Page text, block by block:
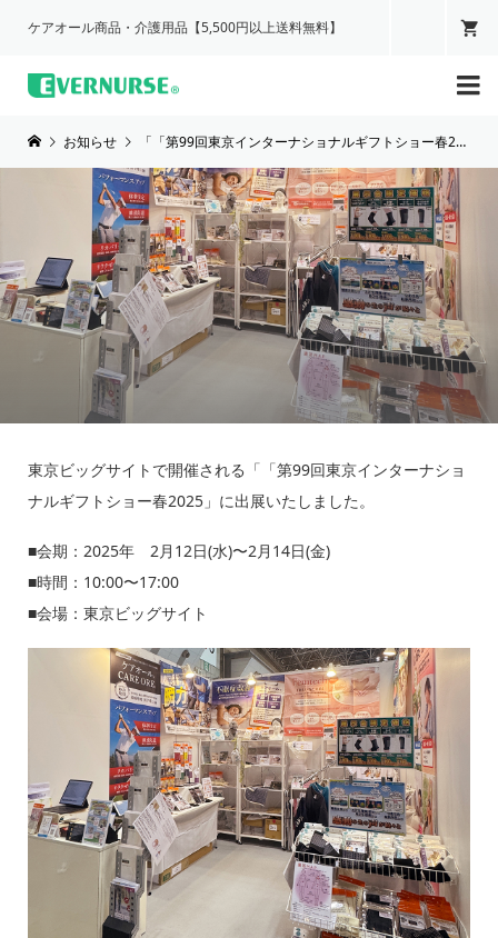
ケアオール商品・介護用品【5,500円以上送料無料】

お知らせ 「「第99回東京インターナショナルギフトショー春2025」に出展いたしました。
東京ビッグサイトで開催される「「第99回東京インターナショ
ナルギフトショー春2025」に出展いたしました。
■会期：2025年 2月12日(水)〜2月14日(金)
■時間：10:00〜17:00
■会場：東京ビッグサイト